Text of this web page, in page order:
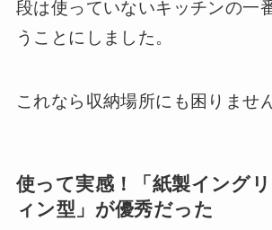
段は使っていないキッチンの一
うことにしました。
これなら収納場所にも困りません
使って実感！「紙製イング
ィン型」が優秀だった